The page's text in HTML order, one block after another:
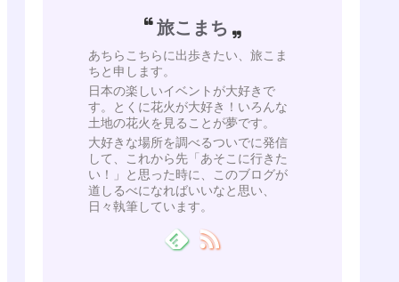
旅こまち
あちらこちらに出歩きたい、旅こま
ちと申します。
日本の楽しいイベントが大好きで
す。とくに花火が大好き！いろんな
土地の花火を見ることが夢です。
大好きな場所を調べるついでに発信
して、これから先「あそこに行きた
い！」と思った時に、このブログが
道しるべになればいいなと思い、
日々執筆しています。